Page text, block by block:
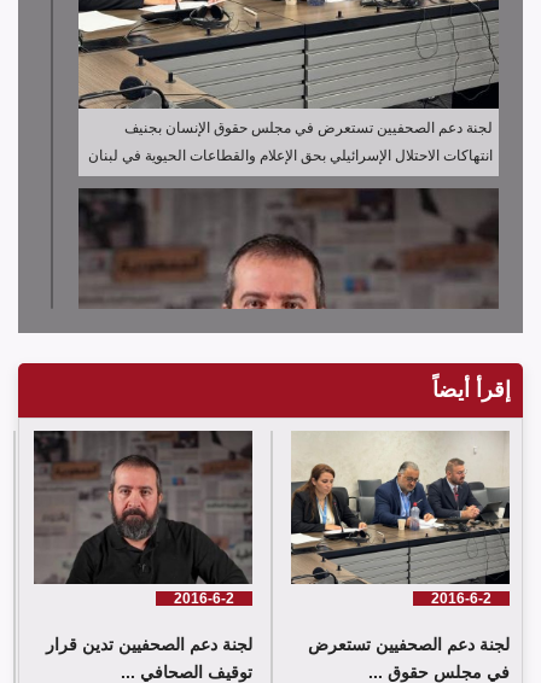
لجنة دعم الصحفيين تستعرض في مجلس حقوق الإنسان بجنيف
انتهاكات الاحتلال الإسرائيلي بحق الإعلام والقطاعات الحيوية في لبنان
لجنة دعم الصحفيين تدين قرار توقيف الصحافي حسن عليق
إقرأ أيضاً
2016-6-2
لجنة دعم الصحفيين تستعرض
في مجلس حقوق ...
2016-6-2
لجنة دعم الصحفيين تدين قرار
توقيف الصحافي ...